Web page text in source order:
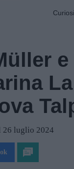
26 luglio 2024